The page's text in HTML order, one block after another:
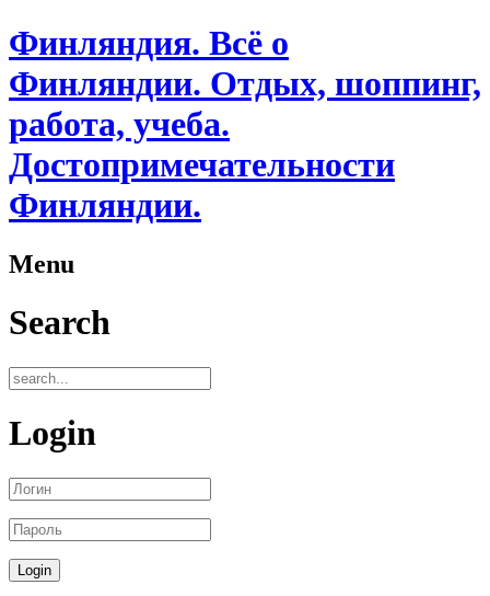
Финляндия. Всё о
Финляндии. Отдых, шоппинг,
работа, учеба.
Достопримечательности
Финляндии.
Menu
Search
Login